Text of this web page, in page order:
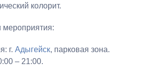
колорит.
г. Адыгейск, парковая зона.
– 21:00.